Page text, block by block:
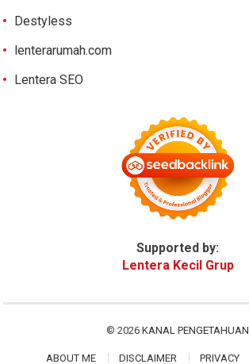
Destyless
lenterarumah.com
Lentera SEO
Supported by:
Lentera Kecil Grup
© 2026 KANAL PENGETAHUAN
ABOUT ME DISCLAIMER PRIVACY